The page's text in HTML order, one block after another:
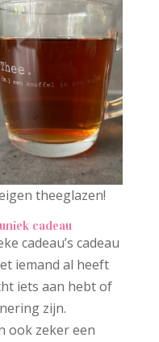
theeglazen!
cadeau
cadeau’s cadeau
iemand al heeft
iets aan hebt of
zijn.
ook zeker een